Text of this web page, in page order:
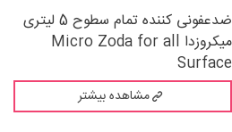
ضدعفونی کننده تمام سطوح 5 لیتری
میکروزدا Micro Zoda for all
Surface
مشاهده بیشتر